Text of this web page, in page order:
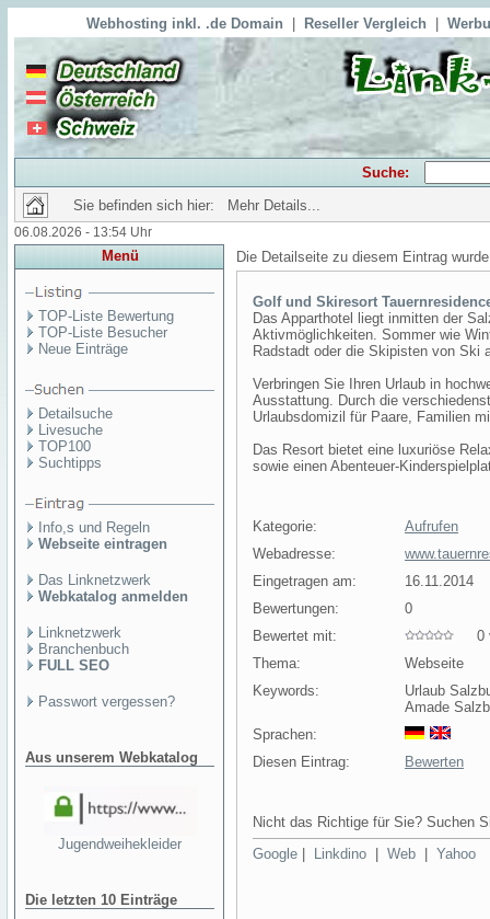
Webhosting inkl. .de Domain Reseller Vergleich
Suche:
Sie befinden sich hier: Mehr Details...
06.08.2026 - 13:54 Uhr
Menü
TOP-Liste Bewertung
TOP-Liste Besucher
Neue Einträge
Detailsuche
Livesuche
TOP100
Suchtipps
Info,s und Regeln
Webseite eintragen
Das Linknetzwerk
Webkatalog anmelden
Linknetzwerk
Branchenbuch
FULL SEO
Passwort vergessen?
Aus unserem Webkatalog
Jugendweihekleider
Die letzten 10 Einträge
Die Detailseite zu diesem Eintrag
Golf und Skiresort
Das Apparthotel liegt inmitten der
Aktivmöglichkeiten. Sommer wie
Radstadt oder die Skipisten von Ski
Verbringen Sie Ihren Urlaub in
Ausstattung. Durch die
Urlaubsdomizil für Paare, Familien
Das Resort bietet eine luxuriöse
sowie einen Abenteuer-
Kategorie:
Aufrufen
Webadresse:
Eingetragen am:
16.11.2014
Bewertungen:
0
Bewertet mit:
0
Thema:
Webseite
Keywords:
Urlaub
Amade
Sprachen:
Diesen Eintrag:
Bewerten
Nicht das Richtige für Sie? Suchen
Google
Linkdino Web Yahoo